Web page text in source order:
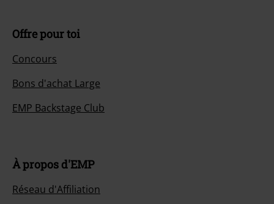
Offre pour toi
Concours
Bons d'achat Large
EMP Backstage Club
À propos d'EMP
Réseau d'Affiliation